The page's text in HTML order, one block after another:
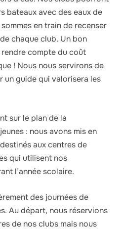
bateaux avec des eaux de
en train de recenser
chaque club. Un bon
compte du coût
! Nous nous servirons de
un guide qui valorisera les
sur le plan de la
: nous avons mis en
aux centres de
qui utilisent nos
l’année scolaire.
des journées de
Au départ, nous réservions
de nos clubs mais nous